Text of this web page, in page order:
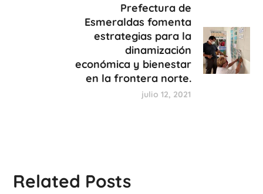
Prefectura de
Esmeraldas fomenta
estrategias para la
dinamización
económica y bienestar
en la frontera norte.
julio 12, 2021
Related Posts